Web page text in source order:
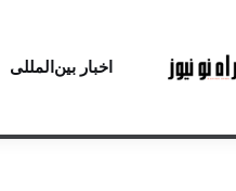
اخبار بین‌المللی